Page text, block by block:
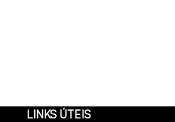
LINKS ÚTEIS